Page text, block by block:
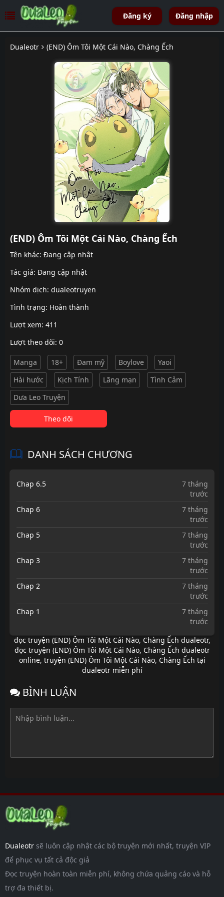
Đăng ký Đăng nhập
Dualeotr (END) Ôm Tôi Một Cái Nào, Chàng Ếch
(END) Ôm Tôi Một Cái Nào, Chàng Ếch
Tên khác: Đang cập nhật
Tác giả: Đang cập nhật
Nhóm dịch: dualeotruyen
Tình trạng: Hoàn thành
Lượt xem: 411
Lượt theo dõi: 0
Manga 18+ Đam mỹ Boylove
Yaoi
Hài hước
Kịch Tính Lãng mạn
Tình Cảm
Dưa Leo Truyện
Theo dõi
DANH SÁCH CHƯƠNG
Chap 6.5
7 tháng
trước
Chap 6
7 tháng
trước
Chap 5
7 tháng
trước
Chap 3
7 tháng
trước
Chap 2
7 tháng
trước
Chap 1
7 tháng
trước
đọc truyện (END) Ôm Tôi Một Cái Nào, Chàng Ếch dualeotr,
đọc truyện (END) Ôm Tôi Một Cái Nào, Chàng Ếch dualeotr
online, truyện (END) Ôm Tôi Một Cái Nào, Chàng Ếch tại
dualeotr miễn phí
BÌNH LUẬN
Dualeotr sẽ luôn cập nhật các bộ truyện mới nhất, truyện VIP
để phục vụ tất cả độc giả
Đọc truyện hoàn toàn miễn phí, không chứa quảng cáo và hỗ
trợ đa thiết bị.